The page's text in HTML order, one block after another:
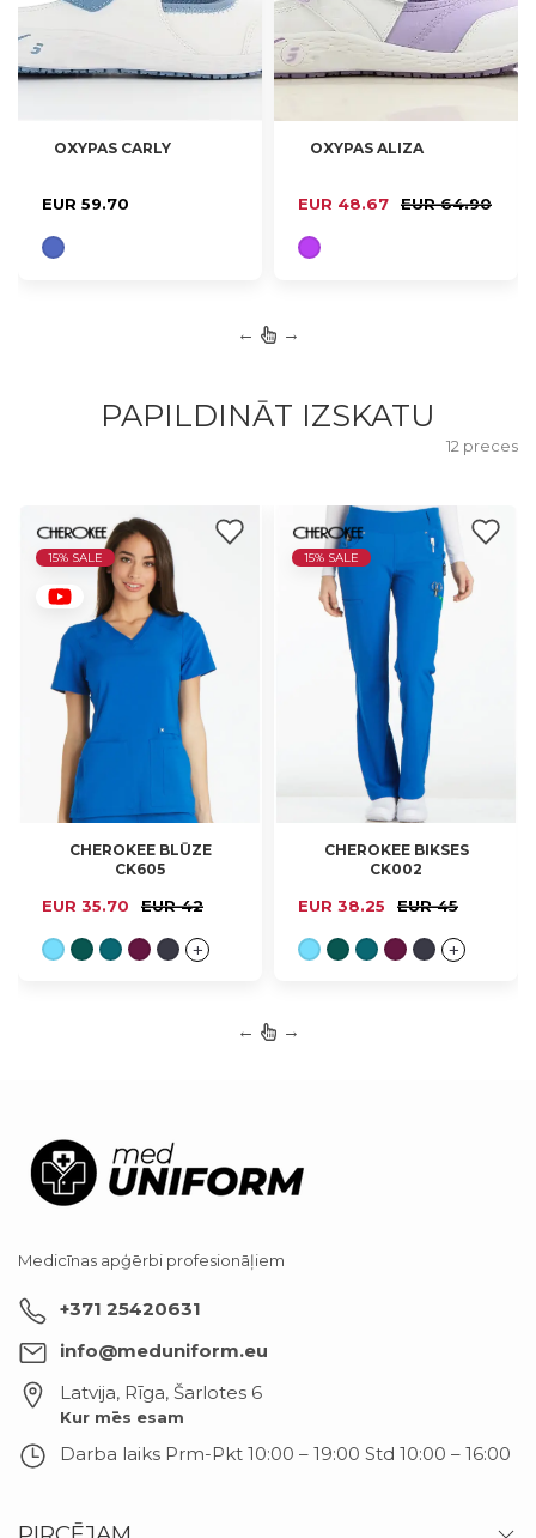
OXYPAS CARLY
EUR 59.70
OXYPAS ALIZA
EUR 48.67 EUR 64.90
← →
PAPILDINĀT IZSKATU
12 preces
15% SALE
XXS, XS, S, M, L, XL,
2XL, 3XL, 4XL
CHEROKEE BLŪZE
CK605
EUR 35.70 EUR 42
15% SALE
XXS, XS, S, M, L, XL,
2XL, 3XL, 4XL
CHEROKEE BIKSES
CK002
EUR 38.25 EUR 45
← →
Medicīnas apģērbi profesionāļiem
+371 25420631
info@meduniform.eu
Latvija, Rīga, Šarlotes 6
Kur mēs esam
Darba laiks Prm-Pkt 10:00 – 19:00 Std 10:00 – 16:00